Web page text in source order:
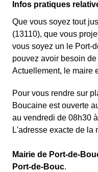
Infos pratiques
Que vous soyez tout
(13110), que vous
vous soyez un le Port-
pouvez avoir besoin
Actuellement, le maire
Pour vous rendre sur
Boucaine est ouverte
au vendredi de 08h30
L'adresse exacte de la
Mairie de Port-de-
Port-de-Bouc.